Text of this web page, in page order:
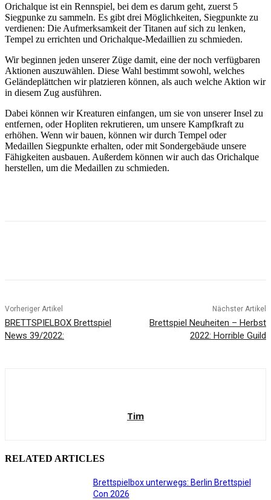
Orichalque ist ein Rennspiel, bei dem es darum geht, zuerst 5
Siegpunke zu sammeln. Es gibt drei Möglichkeiten, Siegpunkte zu
verdienen: Die Aufmerksamkeit der Titanen auf sich zu lenken,
Tempel zu errichten und Orichalque-Medaillien zu schmieden.
Wir beginnen jeden unserer Züge damit, eine der noch verfügbaren
Aktionen auszuwählen. Diese Wahl bestimmt sowohl, welches
Geländeplättchen wir platzieren können, als auch welche Aktion wir
in diesem Zug ausführen.
Dabei können wir Kreaturen einfangen, um sie von unserer Insel zu
entfernen, oder Hopliten rekrutieren, um unsere Kampfkraft zu
erhöhen. Wenn wir bauen, können wir durch Tempel oder
Medaillen Siegpunkte erhalten, oder mit Sondergebäude unsere
Fähigkeiten ausbauen. Außerdem können wir auch das Orichalque
herstellen, um die Medaillen zu schmieden.
Vorheriger Artikel
BRETTSPIELBOX Brettspiel
News 39/2022:
Nächster Artikel
Brettspiel Neuheiten – Herbst
2022: Horrible Guild
Tim
RELATED ARTICLES
Brettspielbox unterwegs: Berlin Brettspiel
Con 2026